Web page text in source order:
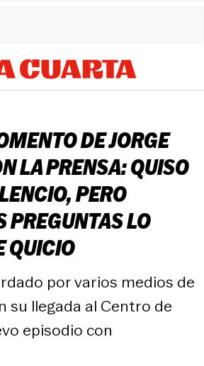
DE JORGE
LA PRENSA: QUISO
PERO
PREGUNTAS LO
QUICIO
por varios medios de
su llegada al Centro de
episodio con